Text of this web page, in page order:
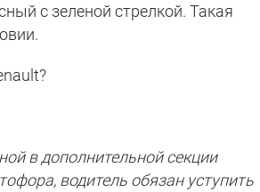
с зеленой стрелкой. Такая
в дополнительной секции
водитель обязан уступить